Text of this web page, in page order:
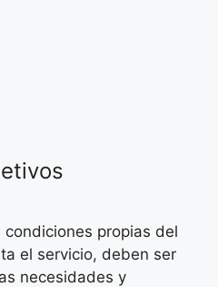
condiciones propias del
el servicio, deben ser
necesidades y